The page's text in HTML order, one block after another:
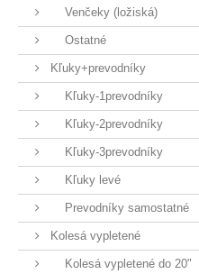
Venčeky (ložiská)
Ostatné
Kľuky+prevodníky
Kľuky-1prevodníky
Kľuky-2prevodníky
Kľuky-3prevodníky
Kľuky levé
Prevodníky samostatné
Kolesá vypletené
Kolesá vypletené do 20"